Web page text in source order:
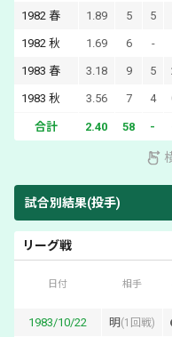
1982 春 1.89 5 5
1982 秋 1.69 6 -
1983 春 3.18 9 5
1983 秋 3.56 7 4
合計 2.40 58 -
試合別結果(投手)
リーグ戦
日付 相手
1983/10/22 明 (1回戦)